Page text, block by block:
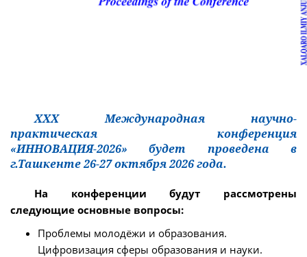
XXX Международная научно-
практическая конференция
«ИННОВАЦИЯ-2026» будет проведена в
г.Ташкенте 26-27 октября 2026 года.
На конференции будут рассмотрены
следующие основные вопросы:
Проблемы молодёжи и образования.
Цифровизация сферы образования и науки.